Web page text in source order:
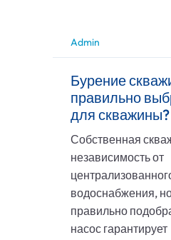
Admin
Бурение
правильно
для скважины?
Собственная
независимость от
водоснабжения,
правильно
насос гарантирует